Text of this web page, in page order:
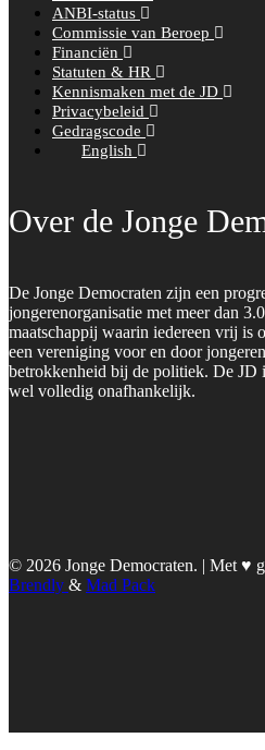
ANBI-status
Commissie van Beroep
Financiën
Statuten & HR
Kennismaken met de JD
Privacybeleid
Gedragscode
English
Over de Jonge
De Jonge Democraten zijn een
jongerenorganisatie met meer dan
maatschappij waarin iedereen vrij is
een vereniging voor en door
betrokkenheid bij de politiek. De JD
wel volledig onafhankelijk.
© 2026 Jonge Democraten. | Met ♥︎
Brendly & Mad Pack